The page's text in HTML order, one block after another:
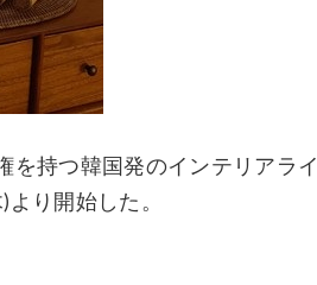
を持つ韓国発のインテリアラ
り開始した。